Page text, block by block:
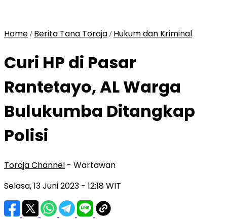
Home / Berita Tana Toraja / Hukum dan Kriminal
Curi HP di Pasar
Rantetayo, AL Warga
Bulukumba Ditangkap
Polisi
Toraja Channel - Wartawan
Selasa, 13 Juni 2023 - 12:18 WIT